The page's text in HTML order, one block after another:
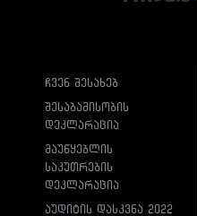
ჩვენ შესახებ
შესაბამისობის
დეკლარაცია
მაუწყებლის
საკუთრების
დეკლარაცია
აუდიტის დასკვნა 2022